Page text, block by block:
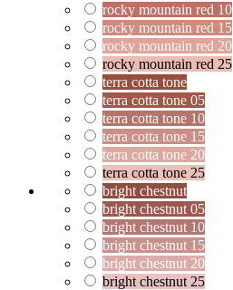
rocky mountain red 10
rocky mountain red 15
rocky mountain red 20
rocky mountain red 25
terra cotta tone
terra cotta tone 05
terra cotta tone 10
terra cotta tone 15
terra cotta tone 20
terra cotta tone 25
bright chestnut
bright chestnut 05
bright chestnut 10
bright chestnut 15
bright chestnut 20
bright chestnut 25